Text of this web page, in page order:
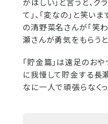
て」、「変なの」と笑い
の清野菜名さんが「笑
瀬さんが勇気をもらう
「貯金篇」は遠足のお
に我慢して貯金する長
なに一人で頑張らなく